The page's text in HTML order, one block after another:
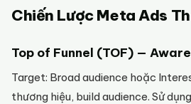
Chiến Lược Meta Ads
Top of Funnel (TOF) —
Target: Broad audience hoặc
thương hiệu, build audience. Sử